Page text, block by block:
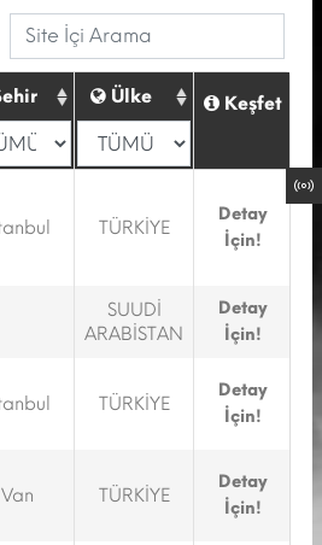
Ülke Keşfet
TÜRKİYE
Detay
İçin!
SUUDİ
ARABİSTAN
Detay
İçin!
TÜRKİYE
Detay
İçin!
Van TÜRKİYE
Detay
İçin!